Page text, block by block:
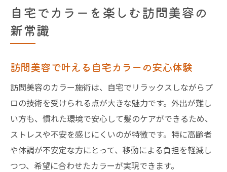
安心して選べる訪問美容カラーのポイント
訪問美容カラーを安心して選ぶ基準とは
自宅で安全な訪問美容カラー施術を受ける
コツ
訪問美容で注意すべき衛生管理と対応力
訪問美容カラーの施術者選びで重視すべき
点
カラー料金比較で分かる訪問美容の魅力
訪問美容のカラー料金相場を徹底解説
自宅でカラーを楽しむ訪問美容の
新常識
訪問美容で叶える自宅カラーの安心体験
訪問美容のカラー施術は、自宅でリラックスしながらプ
ロの技術を受けられる点が大きな魅力です。外出が難し
い方も、慣れた環境で安心して髪のケアができるため、
ストレスや不安を感じにくいのが特徴です。特に高齢者
や体調が不安定な方にとって、移動による負担を軽減し
つつ、希望に合わせたカラーが実現できます。